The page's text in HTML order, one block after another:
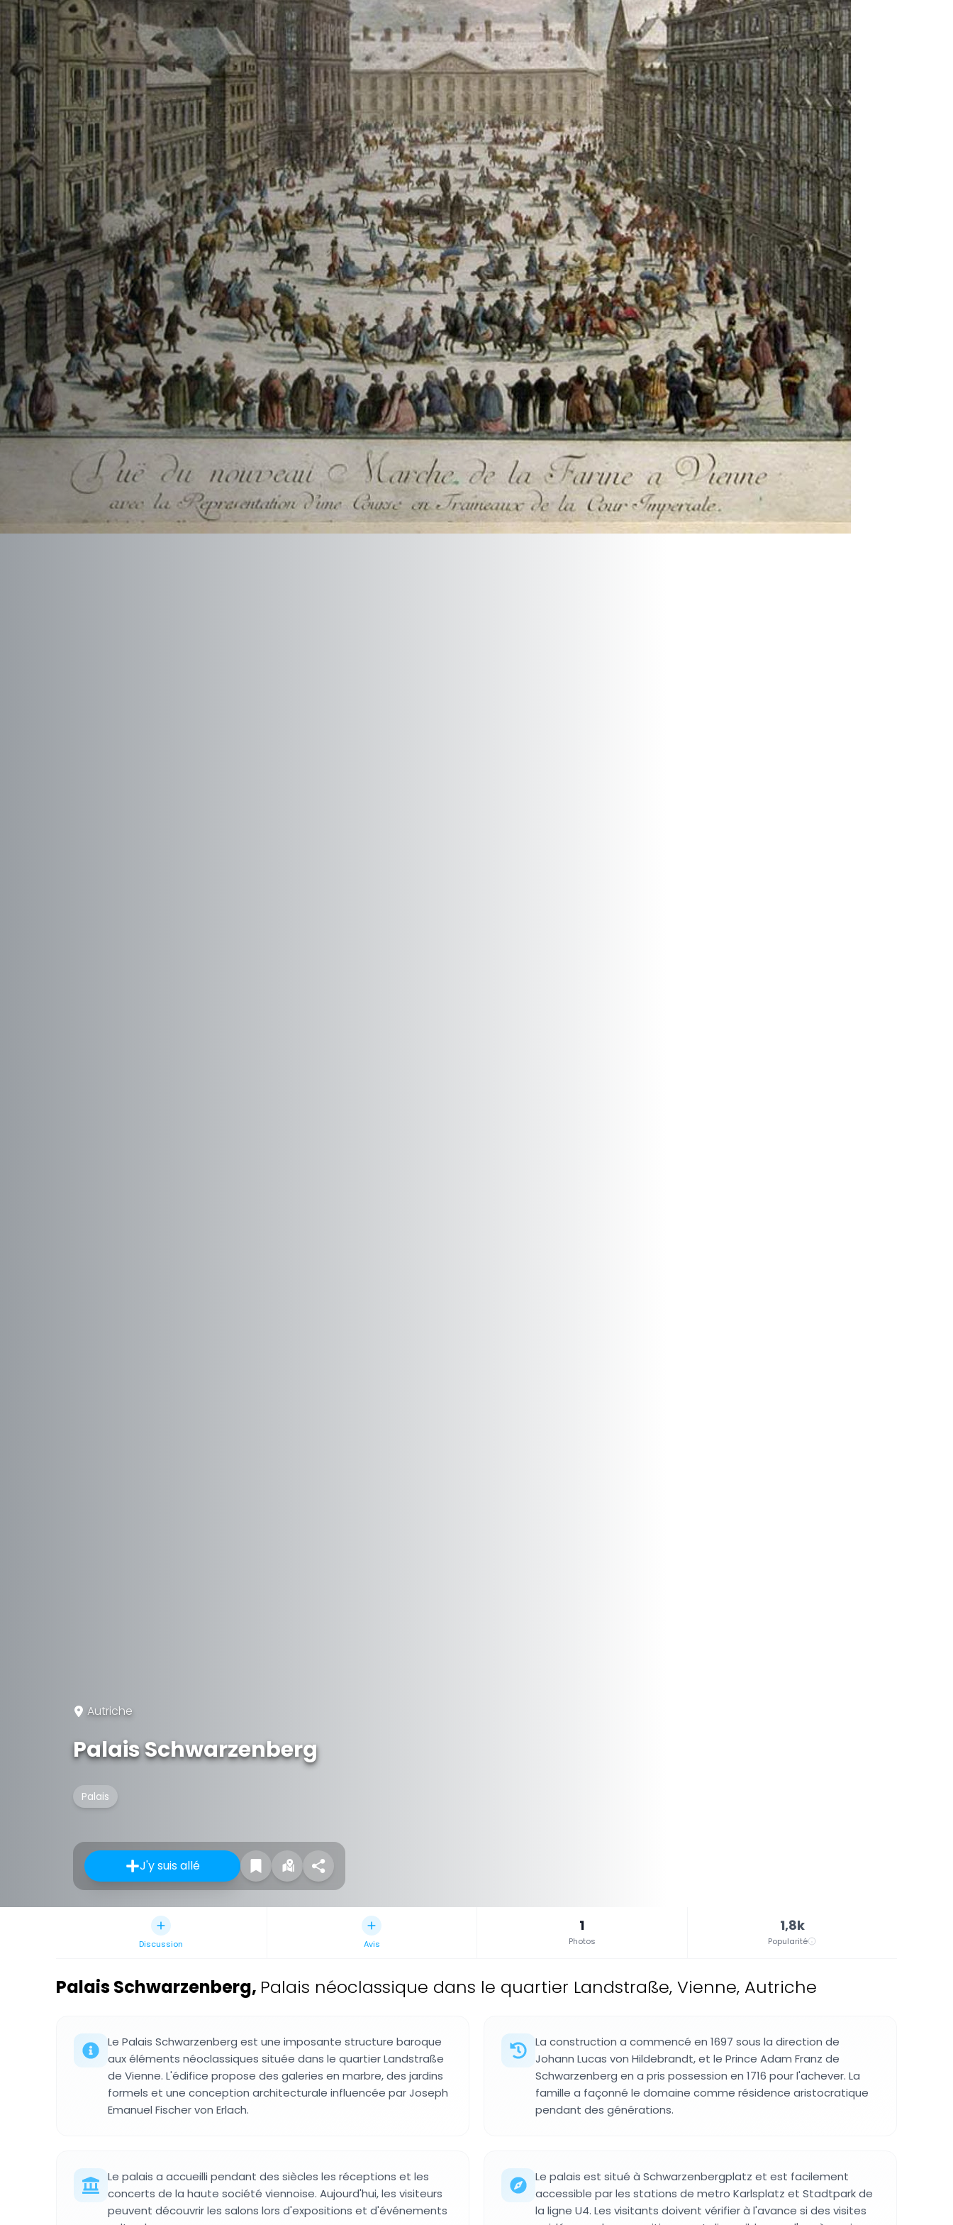
Autriche
Palais Schwarzenberg
Palais
J'y suis allé
Discussion Avis
1
Photos
1,8k
Popularité
Palais Schwarzenberg, Palais néoclassique dans le quartier Landstraße, Vienne, Autriche
Le Palais Schwarzenberg est une imposante structure baroque
aux éléments néoclassiques située dans le quartier Landstraße
de Vienne. L'édifice propose des galeries en marbre, des jardins
formels et une conception architecturale influencée par Joseph
Emanuel Fischer von Erlach.
La construction a commencé en 1697 sous la direction de
Johann Lucas von Hildebrandt, et le Prince Adam Franz de
Schwarzenberg en a pris possession en 1716 pour l'achever. La
famille a façonné le domaine comme résidence aristocratique
pendant des générations.
Le palais a accueilli pendant des siècles les réceptions et les
concerts de la haute société viennoise. Aujourd'hui, les visiteurs
peuvent découvrir les salons lors d'expositions et d'événements
Le palais est situé à Schwarzenbergplatz et est facilement
accessible par les stations de metro Karlsplatz et Stadtpark de
la ligne U4. Les visitants doivent vérifier à l'avance si des visites